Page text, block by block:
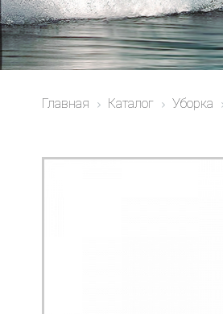
Главная Каталог Уборка